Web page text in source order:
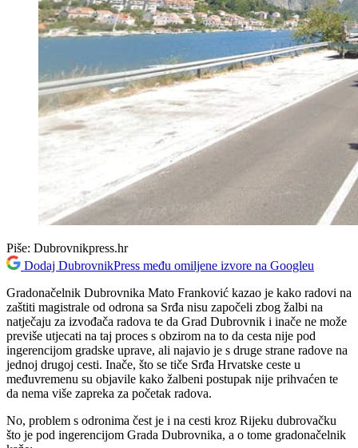
Piše: Dubrovnikpress.hr
Dodaj DubrovnikPress među omiljene izvore na Googleu
Gradonačelnik Dubrovnika Mato Franković kazao je kako radovi na
zaštiti magistrale od odrona sa Srđa nisu započeli zbog žalbi na
natječaju za izvođača radova te da Grad Dubrovnik i inače ne može
previše utjecati na taj proces s obzirom na to da cesta nije pod
ingerencijom gradske uprave, ali najavio je s druge strane radove na
jednoj drugoj cesti. Inače, što se tiče Srđa Hrvatske ceste u
međuvremenu su objavile kako žalbeni postupak nije prihvaćen te
da nema više zapreka za početak radova.
No, problem s odronima čest je i na cesti kroz Rijeku dubrovačku
što je pod ingerencijom Grada Dubrovnika, a o tome gradonačelnik